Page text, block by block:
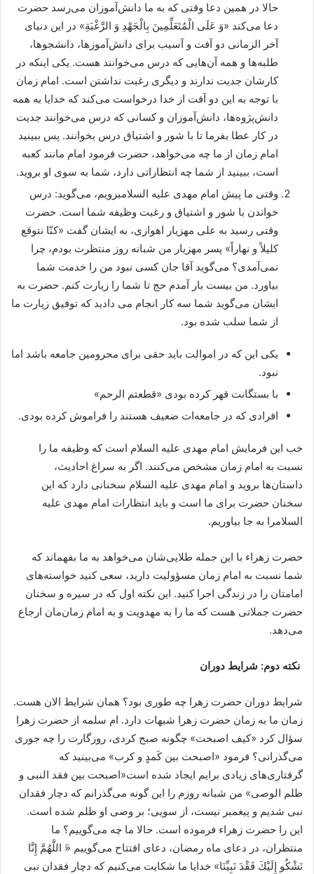
حالا در همین دعا وقتی که به ما دانش‌آموزان می‌رسد حضرت
دعا می‌کند «وَ عَلَى الْمُتَعَلِّمِينَ بِالْجَهْدِ وَ الرَّغْبَةِ» در این دنیای
آخر الزمانی دو آفت و آسیب برای دانش‌آموزها، دانشجوها،
طلبه‌ها و همه آن‌هایی که درس می‌خوانند هست. یکی اینکه در
کارشان جدیت ندارند و دیگری رغبت نداشتن است. امام زمان
با توجه به این دو آفت از خدا درخواست می‌کند که خدایا به همه
دانش‌پژوه‌ها، دانش‌آموزان و کسانی که درس می‌خوانند جدیت
در کار عطا بفرما تا با شور و اشتیاق درس‌ بخوانند. پس ببینید
امام زمان از ما چه می‌خواهد، حضرت فرمود امام مانند کعبه
است، ببینید از شما چه انتظاراتی دارد، شما به سوی او بروید.
وقتی ما پیش امام مهدی علیه السلامبرویم، می‌گوید: درس
خواندن با شور و اشتیاق و رغبت وظیفه شما است. حضرت
وقتی رسید به علی مهزیار اهوازی، به ایشان گفت «کنّا نتوقع
کلیلاً و نهاراً» پسر مهزیار من شبانه روز منتظرت بودم، چرا
نمی‌آمدی؟ می‌گوید آقا جان کسی نبود من را خدمت شما
بیاورد. من بیست بار ‌آمدم حج تا شما را زیارت کنم. حضرت به
ایشان می‌گوید شما سه کار انجام می دادید که توفیق زیارت ما
از شما سلب شده بود.
یکی این که در اموالت باید حقی برای محرومین جامعه باشد اما
نبود.
با بستگانت قهر کرده بودی «قطعتم الرحم»
افرادی که در جامعه‌ات ضعیف هستند را فراموش کرده بودی.
خب این فرمایش امام مهدی علیه السلام است که وظیفه ما را
نسبت به امام زمان مشخص می‌کنند. اگر به سراغ احادیث،
داستان‌ها بروید و امام مهدی علیه السلام سخنانی دارد که‌ این
سخنان حضرت برای ما است و باید انتظارات امام مهدی علیه
السلامرا به جا بیاوریم.
حضرت زهراء با این جمله طلایی‌شان می‌خواهد به ما بفهماند که
شما نسبت به امام زمان مسؤولیت دارید، سعی کنید خواسته‌های
امامتان را در زندگی اجرا کنید. این نکته اول که در سیره و سخنان
حضرت جملاتی هست که ما را به مهدویت و به امام زمان‌مان ارجاع
می‌دهد.
نکته دوم: شرایط دوران
شرایط دوران حضرت زهرا چه طوری بود؟ همان شرایط الان هست.
زمان ما‌ به زمان حضرت زهرا شبهات دارد. ام سلمه از حضرت زهرا
سؤال کرد «کیف اصبحت» چگونه صبح کردی، روزگارت را چه جوری
می‌گذرانی؟ فرمود «اصبحت بین کَمدٍ و کرب» می‌بینید که
گرفتاری‌های زیادی برایم ایجاد شده است«اصبحت بین فقد النبی و
ظلم الوصی» من شبانه روزم را این گونه می‌گذرانم که دچار فقدان
نبی شدیم و پیغمبر نیست، از سویی؛ بر وصی او ظلم شده است.
این را حضرت زهراء فرموده است. حالا ما چه می‌گوییم؟ ما
منتظران، در دعای ماه رمضان، دعای افتتاح می‌گوییم «َ اللَّهُمَّ إِنَّا
نَشْكُو إِلَيْكَ فَقْدَ نَبِيِّنَا» خدایا ما شکایت می‌کنیم که دچار فقدان نبی